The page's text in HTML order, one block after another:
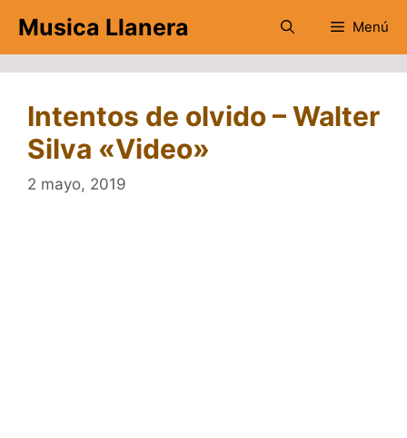
contenido
Musica Llanera Menú
Intentos de olvido – Walter
Silva «Video»
2 mayo, 2019